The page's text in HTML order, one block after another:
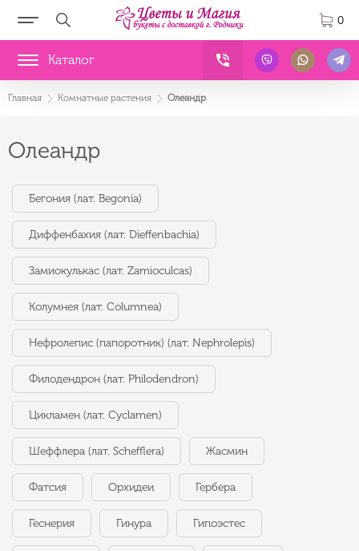
0
Каталог
Главная Комнатные растения Олеандр
Олеандр
Бегония (лат. Begonia)
Диффенбахия (лат. Dieffenbachia)
Замиокулькас (лат. Zamioculcas)
Колумнея (лат. Columnea)
Нефролепис (папоротник) (лат. Nephrolepis)
Филодендрон (лат. Philodendron)
Цикламен (лат. Cyclamen)
Шеффлера (лат. Schefflera) Жасмин
Фатсия Орхидеи Гербера
Геснерия Гинура Гипоэстес